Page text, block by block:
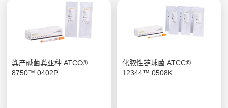
粪产碱菌粪亚种 ATCC®
8750™ 0402P
化脓性链球菌 ATCC®
12344™ 0508K